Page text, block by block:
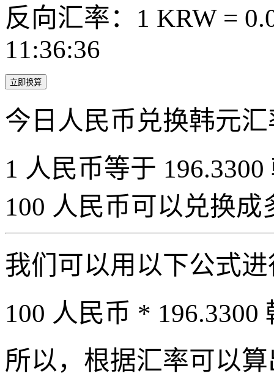
反向汇率：1 KRW =
11:36:36
立即换算
今日人民币兑换韩元
1 人民币等于
100 人民币可以兑换成
我们可以用以下公式
100 人民币 * 196.3300
所以，根据汇率可以